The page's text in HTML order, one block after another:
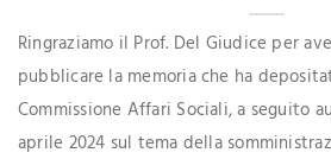
Ringraziamo il Prof. Del Giudice per
pubblicare la memoria che ha
Commissione Affari Sociali, a seguito
aprile 2024 sul tema della